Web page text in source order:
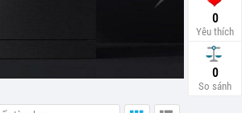
0
Yêu thích
0
So sánh
So